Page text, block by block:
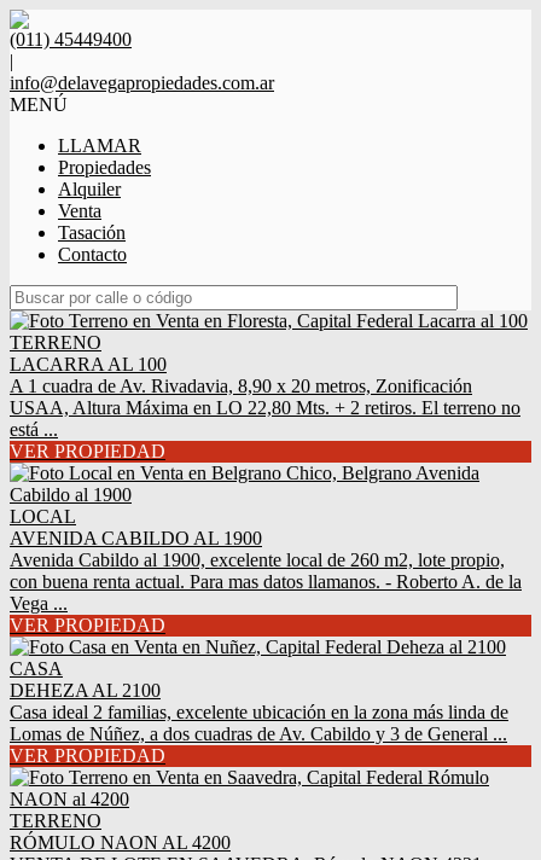
(011) 45449400
|
info@delavegapropiedades.com.ar
MENÚ
LLAMAR
Propiedades
Alquiler
Venta
Tasación
Contacto
TERRENO
LACARRA AL 100
A 1 cuadra de Av. Rivadavia, 8,90 x 20 metros, Zonificación
USAA, Altura Máxima en LO 22,80 Mts. + 2 retiros. El terreno no
está ...
VER PROPIEDAD
LOCAL
AVENIDA CABILDO AL 1900
Avenida Cabildo al 1900, excelente local de 260 m2, lote propio,
con buena renta actual. Para mas datos llamanos. - Roberto A. de la
Vega ...
VER PROPIEDAD
CASA
DEHEZA AL 2100
Casa ideal 2 familias, excelente ubicación en la zona más linda de
Lomas de Núñez, a dos cuadras de Av. Cabildo y 3 de General ...
VER PROPIEDAD
TERRENO
RÓMULO NAON AL 4200